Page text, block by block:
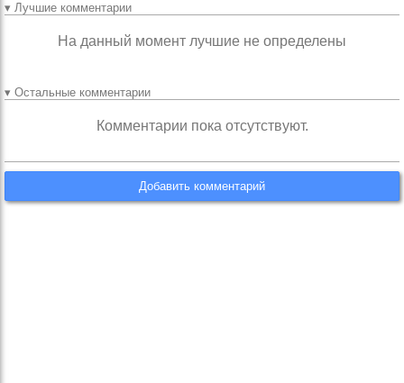
▾ Лучшие комментарии
На данный момент лучшие не определены
▾ Остальные комментарии
Комментарии пока отсутствуют.
Добавить комментарий